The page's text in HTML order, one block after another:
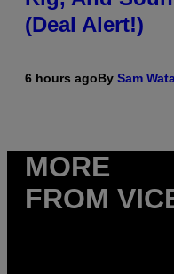
(Deal Alert!)
6 hours agoBy Sam
MORE
FROM